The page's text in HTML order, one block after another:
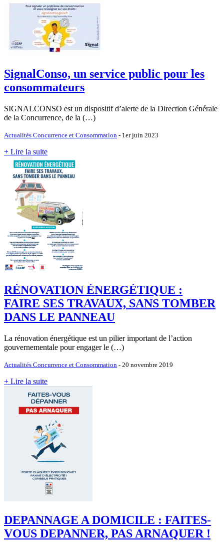
SignalConso, un service public pour les
consommateurs
SIGNALCONSO est un dispositif d’alerte de la Direction Générale
de la Concurrence, de la (…)
Actualités Concurrence et Consommation - 1er juin 2023
+ Lire la suite
RÉNOVATION ÉNERGÉTIQUE :
FAIRE SES TRAVAUX, SANS TOMBER
DANS LE PANNEAU
La rénovation énergétique est un pilier important de l’action
gouvernementale pour engager le (…)
Actualités Concurrence et Consommation - 20 novembre 2019
+ Lire la suite
DEPANNAGE A DOMICILE : FAITES-
VOUS DEPANNER, PAS ARNAQUER !